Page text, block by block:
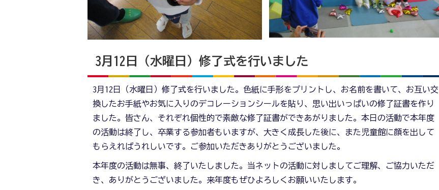
3月12日（水曜日）修了式を行いました
3月12日（水曜日）修了式を行いました。色紙に手形をプリントし、お名前を書いて、お互い交
換したお手紙やお気に入りのデコレーションシールを貼り、思い出いっぱいの修了証書を作り
ました。皆さん、それぞれ個性的で素敵な修了証書ができあがりました。本日の活動で本年度
の活動は終了し、卒業する参加者もいますが、大きく成長した後に、また児童館に顔を出して
もらえればうれしいです。ご参加いただきありがとうございました。
本年度の活動は無事、終了いたしました。当ネットの活動に対しましてご理解、ご協力いただ
き、ありがとうございました。来年度もぜひよろしくお願いいたします。